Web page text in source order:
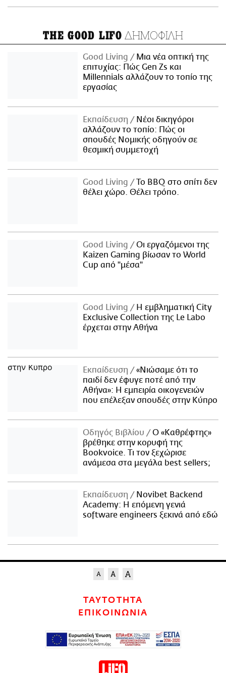
THE GOOD LIFO ΔΗΜΟΦΙΛΗ
Good Living
Μια νέα οπτική της
επιτυχίας: Πώς Gen Zs και
Millennials αλλάζουν το τοπίο της
εργασίας
Εκπαίδευση
Νέοι δικηγόροι
αλλάζουν το τοπίο: Πώς οι
σπουδές Νομικής οδηγούν σε
θεσμική συμμετοχή
Good Living
Το BBQ στο σπίτι δεν
θέλει χώρο. Θέλει τρόπο.
Good Living
Οι εργαζόμενοι της
Kaizen Gaming βίωσαν το World
Cup από "μέσα"
Good Living
Η εμβληματική City
Exclusive Collection της Le Labo
έρχεται στην Αθήνα
Εκπαίδευση
«Νιώσαμε ότι το
παιδί δεν έφυγε ποτέ από την
Αθήνα»: Η εμπειρία οικογενειών
που επέλεξαν σπουδές στην Κύπρο
Οδηγός Βιβλίου
Ο «Καθρέφτης»
βρέθηκε στην κορυφή της
Bookvoice. Τι τον ξεχώρισε
ανάμεσα στα μεγάλα best sellers;
Εκπαίδευση
Novibet Backend
Academy: Η επόμενη γενιά
software engineers ξεκινά από εδώ
ΤΑΥΤΟΤΗΤΑ
ΕΠΙΚΟΙΝΩΝΙΑ